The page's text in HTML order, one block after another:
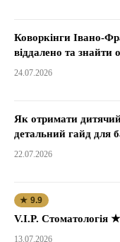
Коворкінги Івано-
віддалено та знайти
24.07.2026
Як отримати
детальний гайд для
22.07.2026
★ 9.9
V.I.P. Стоматологія
13.07.2026